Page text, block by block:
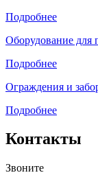
Подробнее
Оборудование для
Подробнее
Ограждения и
Подробнее
Контакты
Звоните